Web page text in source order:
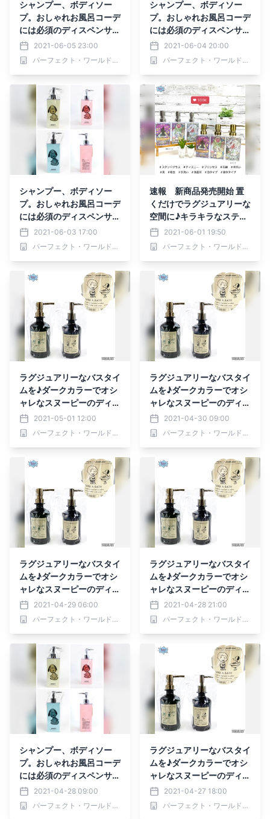
シャンプー、ボディソー
プ。おしゃれお風呂コーデ
には必須のディスペンサ
ー。意外と知られていない
お手入れ方法はスヌーピー
ボトルと一緒にお勉強！
2021-06-05 23:00
パーフェクト・ワールド株式会社
シャンプー、ボディソー
プ。おしゃれお風呂コーデ
には必須のディスペンサ
ー。意外と知られていない
お手入れ方法はスヌーピー
ボトルと一緒にお勉強！
2021-06-04 20:00
パーフェクト・ワールド株式会社
シャンプー、ボディソー
プ。おしゃれお風呂コーデ
には必須のディスペンサ
ー。意外と知られていない
お手入れ方法はスヌーピー
ボトルと一緒にお勉強！
2021-06-03 17:00
パーフェクト・ワールド株式会社
速報 新商品発売開始 置
くだけでラグジュアリーな
空間に♪キラキラなステン
ドグラス風デザインがきれ
いなディズニーのディスペ
ンサー
2021-06-01 19:50
パーフェクト・ワールド株式会社
ラグジュアリーなバスタイ
ムを♪ダークカラーでオシ
ャレなスヌーピーのディス
ペンサー2021-05-01 12:00
パーフェクト・ワールド株式会社
ラグジュアリーなバスタイ
ムを♪ダークカラーでオシ
ャレなスヌーピーのディス
ペンサー2021-04-30 09:00
パーフェクト・ワールド株式会社
ラグジュアリーなバスタイ
ムを♪ダークカラーでオシ
ャレなスヌーピーのディス
ペンサー2021-04-29 06:00
パーフェクト・ワールド株式会社
ラグジュアリーなバスタイ
ムを♪ダークカラーでオシ
ャレなスヌーピーのディス
ペンサー2021-04-28 21:00
パーフェクト・ワールド株式会社
シャンプー、ボディソー
プ。おしゃれお風呂コーデ
には必須のディスペンサ
ー。意外と知られていない
お手入れ方法はスヌーピー
ボトルと一緒にお勉強！
2021-04-28 09:00
パーフェクト・ワールド株式会社
ラグジュアリーなバスタイ
ムを♪ダークカラーでオシ
ャレなスヌーピーのディス
ペンサー2021-04-27 18:00
パーフェクト・ワールド株式会社